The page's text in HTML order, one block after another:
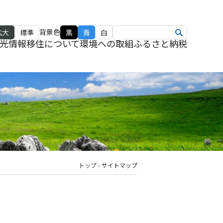
大 標準 背景色 黒 青 白
情報移住について環境への取組ふるさと納税
トップ-サイトマップ